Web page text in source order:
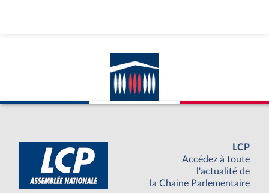
LCP
Accédez à toute
l'actualité de
la Chaine Parlementaire